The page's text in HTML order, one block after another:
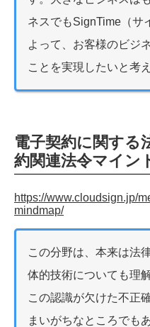
ネスでもSignTime（サ
よって、お客様のビジ
ことを実現したいと考
電子契約に関する
約関連法令マイン
https://www.cloudsign.jp/
mindmap/
この分野は、本来は法
体的技術についても理
この認識が欠けた不正
まいがちなところでも